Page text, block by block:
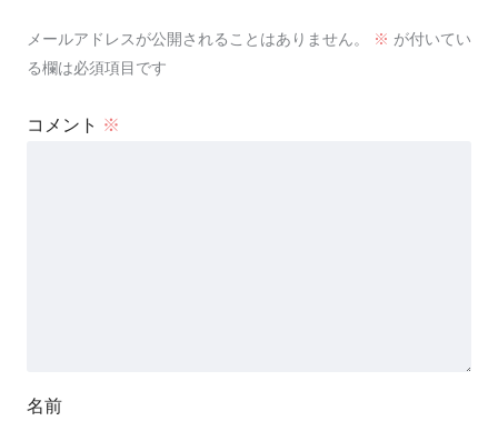
メールアドレスが公開されることはありません。 ※ が付いてい
る欄は必須項目です
コメント ※
名前